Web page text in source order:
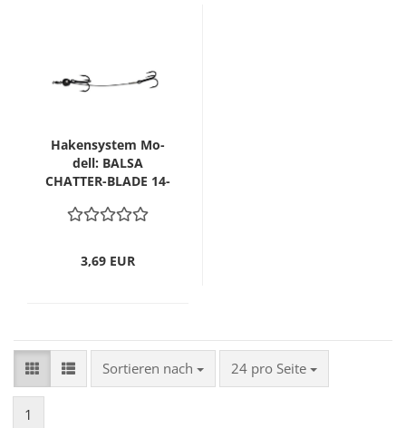
Ha­ken­sys­tem Mo­
dell: BALSA
CHATTER-​​BLADE 14-
3,69 EUR
Sortieren nach
Sortieren nach 24 pro Seite
pro Seite
1